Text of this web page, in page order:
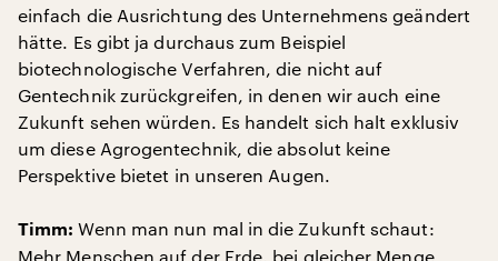
einfach die Ausrichtung des Unternehmens geändert
hätte. Es gibt ja durchaus zum Beispiel
biotechnologische Verfahren, die nicht auf
Gentechnik zurückgreifen, in denen wir auch eine
Zukunft sehen würden. Es handelt sich halt exklusiv
um diese Agrogentechnik, die absolut keine
Perspektive bietet in unseren Augen.
Timm: Wenn man nun mal in die Zukunft schaut:
Mehr Menschen auf der Erde, bei gleicher Menge